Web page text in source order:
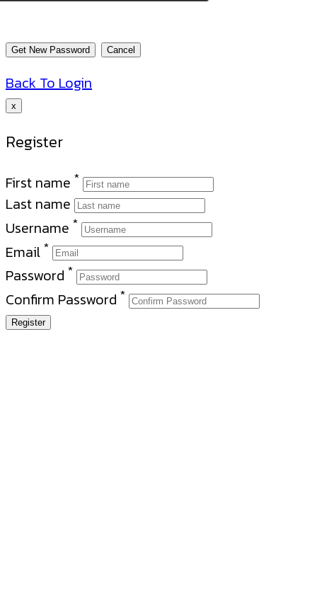
Back To Login
x
Register
First name *
Last name
Username *
Email *
Password *
Confirm Password *
Register